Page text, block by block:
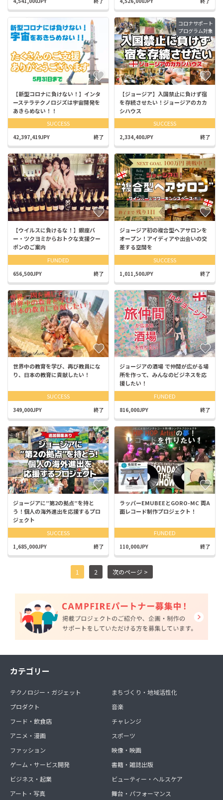
【新型コロナに負けない！】インタ
ーステラテクノロジズは宇宙開発を
あきらめない！！
SUCCESS
42,397,419JPY 終了
コロナサポート
プログラム対象
【ジョージア】入国禁止に負けず宿
を存続させたい！ジョージアのカカ
シハウス
SUCCESS
2,334,400JPY 終了
【ウイルスに負けるな！】銀座バ
ー・ツクヨミからおトクな支援クー
ポンのご案内
FUNDED
656,500JPY 終了
ジョージア初の複合型ヘアサロンを
オープン！アイディアや出会いの交
差する空間を
SUCCESS
1,011,500JPY 終了
世界中の教育を学び、再び教員にな
り、日本の教育に貢献したい！
SUCCESS
349,000JPY 終了
ジョージアの酒場 で仲間が広がる場
所を作って、みんなのビジネスを応
援したい！
FUNDED
816,000JPY 終了
ジョージアに”第2の拠点”を持と
う！個人の海外進出を応援するプロ
ジェクト
SUCCESS
1,685,000JPY 終了
ラッパーEMUBEEとGORO-MC 両A
面レコード制作プロジェクト！
FUNDED
110,000JPY 終了
1 2 次のページ >
カテゴリー
テクノロジー・ガジェット
プロダクト
フード・飲食店
アニメ・漫画
ファッション
ゲーム・サービス開発
ビジネス・起業
アート・写真
まちづくり・地域活性化
音楽
チャレンジ
スポーツ
映像・映画
書籍・雑誌出版
ビューティー・ヘルスケア
舞台・パフォーマンス